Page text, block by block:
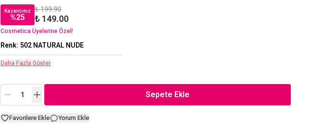
Kazancınız
%25
₺ 199.90
₺ 149.00
Cosmetica Üyelerine Özel!
Renk: 502 NATURAL NUDE
Daha Fazla Göster
Sepete Ekle
Favorilere Ekle Yorum Ekle